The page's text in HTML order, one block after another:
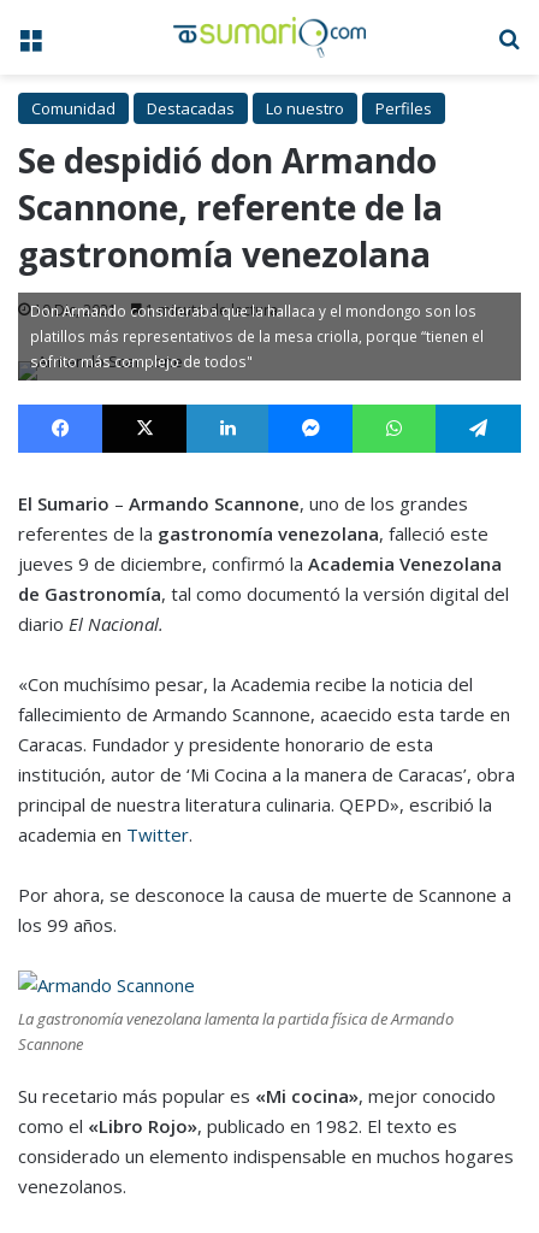
Menú
Comunidad Destacadas Lo nuestro Perfiles
Se despidió don Armando
Scannone, referente de la
gastronomía venezolana
10 Dic, 2021 1 minuto de lectura
Don Armando consideraba que la hallaca y el mondongo son los
platillos más representativos de la mesa criolla, porque “tienen el
sofrito más complejo de todos"
Facebook X LinkedIn MessengerWhatsApp
El Sumario – Armando Scannone, uno de los grandes
referentes de la gastronomía venezolana, falleció este
jueves 9 de diciembre, confirmó la Academia Venezolana
de Gastronomía, tal como documentó la versión digital del
diario El Nacional.
«Con muchísimo pesar, la Academia recibe la noticia del
fallecimiento de Armando Scannone, acaecido esta tarde en
Caracas. Fundador y presidente honorario de esta
institución, autor de ‘Mi Cocina a la manera de Caracas’, obra
principal de nuestra literatura culinaria. QEPD», escribió la
academia en Twitter.
Por ahora, se desconoce la causa de muerte de Scannone a
los 99 años.
La gastronomía venezolana lamenta la partida física de Armando
Scannone
Su recetario más popular es «Mi cocina», mejor conocido
como el «Libro Rojo», publicado en 1982. El texto es
considerado un elemento indispensable en muchos hogares
venezolanos.